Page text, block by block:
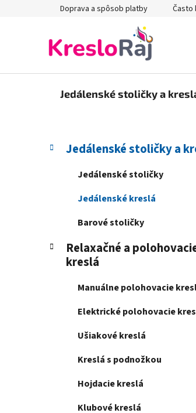
Doprava a spôsob platby Často
Jedálenské stoličky a
B
n
Preskočiť
kategórie
K
a
e
Jedálenské stoličky a
Jedálenské stoličky
Jedálenské kreslá
Barové stoličky
Relaxačné a
kreslá
Manuálne polohovacie
Elektrické polohovacie
Ušiakové kreslá
Kreslá s podnožkou
Hojdacie kreslá
Klubové kreslá